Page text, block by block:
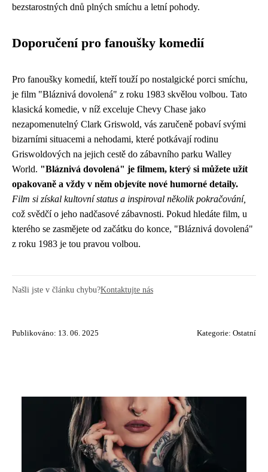
bezstarostných dnů plných smíchu a letní pohody.
Doporučení pro fanoušky komedií
Pro fanoušky komedií, kteří touží po nostalgické porci smíchu,
je film "Bláznivá dovolená" z roku 1983 skvělou volbou. Tato
klasická komedie, v níž exceluje Chevy Chase jako
nezapomenutelný Clark Griswold, vás zaručeně pobaví svými
bizarními situacemi a nehodami, které potkávají rodinu
Griswoldových na jejich cestě do zábavního parku Walley
World. "Bláznivá dovolená" je filmem, který si můžete užít
opakovaně a vždy v něm objevíte nové humorné detaily.
Film si získal kultovní status a inspiroval několik pokračování,
což svědčí o jeho nadčasové zábavnosti. Pokud hledáte film, u
kterého se zasmějete od začátku do konce, "Bláznivá dovolená"
z roku 1983 je tou pravou volbou.
Našli jste v článku chybu?Kontaktujte nás
Publikováno: 13. 06. 2025 Kategorie: Ostatní